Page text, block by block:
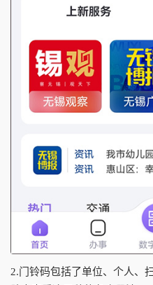
2.门铃码包括了单位、个人、